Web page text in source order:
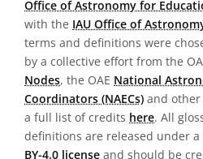
Office of Astronomy for
with the IAU Office of
terms and definitions were
by a collective effort from the
Nodes, the OAE National
Coordinators (NAECs) and other
a full list of credits here. All
definitions are released under a
BY-4.0 license and should be